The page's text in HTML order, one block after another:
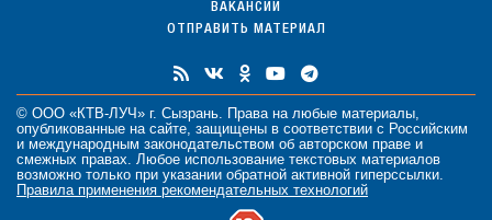
ВАКАНСИИ
ОТПРАВИТЬ МАТЕРИАЛ
© ООО «КТВ-ЛУЧ» г. Сызрань. Права на любые материалы,
опубликованные на сайте, защищены в соответствии с Российским
и международным законодательством об авторском праве и
смежных правах. Любое использование текстовых материалов
возможно только при указании обратной активной гиперссылки.
Правила применения рекомендательных технологий